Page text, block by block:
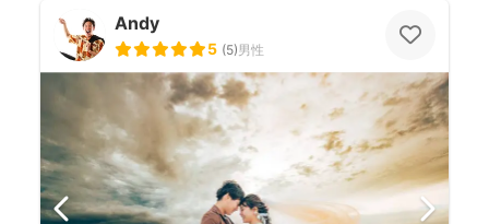
Andy
5 (5)男性